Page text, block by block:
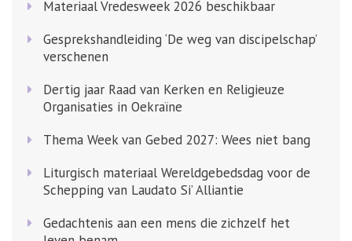
Materiaal Vredesweek 2026 beschikbaar
Gesprekshandleiding ‘De weg van discipelschap’
verschenen
Dertig jaar Raad van Kerken en Religieuze
Organisaties in Oekraïne
Thema Week van Gebed 2027: Wees niet bang
Liturgisch materiaal Wereldgebedsdag voor de
Schepping van Laudato Si’ Alliantie
Gedachtenis aan een mens die zichzelf het